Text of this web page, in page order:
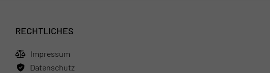
RECHTLICHES
Impressum
Datenschutz